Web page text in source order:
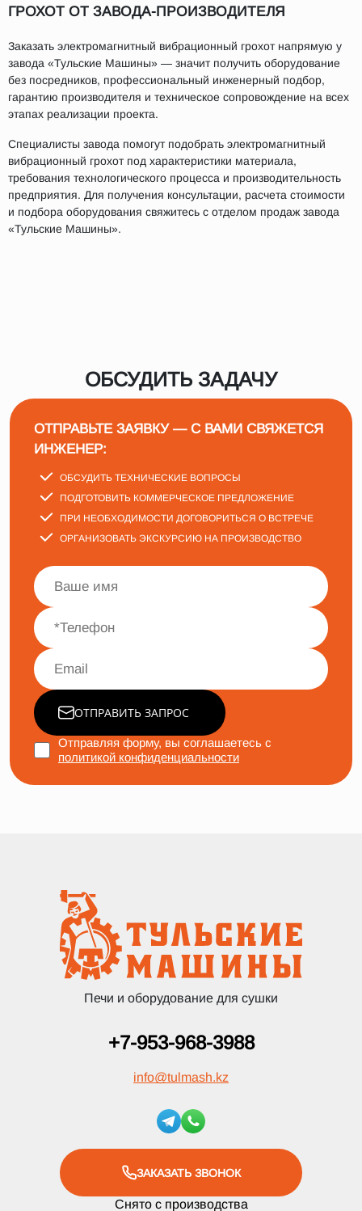
ГРОХОТ ОТ ЗАВОДА-ПРОИЗВОДИТЕЛЯ
Заказать электромагнитный вибрационный грохот напрямую у
завода «Тульские Машины» — значит получить оборудование
без посредников, профессиональный инженерный подбор,
гарантию производителя и техническое сопровождение на всех
этапах реализации проекта.
Специалисты завода помогут подобрать электромагнитный
вибрационный грохот под характеристики материала,
требования технологического процесса и производительность
предприятия. Для получения консультации, расчета стоимости
и подбора оборудования свяжитесь с отделом продаж завода
«Тульские Машины».
ОБСУДИТЬ ЗАДАЧУ
ОТПРАВЬТЕ ЗАЯВКУ — С ВАМИ СВЯЖЕТСЯ
ИНЖЕНЕР:
ОБСУДИТЬ ТЕХНИЧЕСКИЕ ВОПРОСЫ
ПОДГОТОВИТЬ КОММЕРЧЕСКОЕ ПРЕДЛОЖЕНИЕ
ПРИ НЕОБХОДИМОСТИ ДОГОВОРИТЬСЯ О ВСТРЕЧЕ
ОРГАНИЗОВАТЬ ЭКСКУРСИЮ НА ПРОИЗВОДСТВО
ОТПРАВИТЬ ЗАПРОС
Отправляя форму, вы соглашаетесь с
политикой конфиденциальности
Печи и оборудование для сушки
+7-953-968-3988
info@tulmash.kz
ЗАКАЗАТЬ ЗВОНОК
Снято с производства